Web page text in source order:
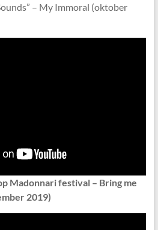
– My Immoral (oktober
Madonnari festival – Bring me
2019)